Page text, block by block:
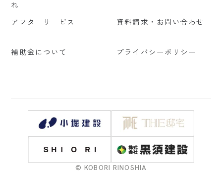
れ
アフターサービス
︎補助金について
資料請求・お問い合わせ
プライバシーポリシー
© KOBORI RINOSHIA